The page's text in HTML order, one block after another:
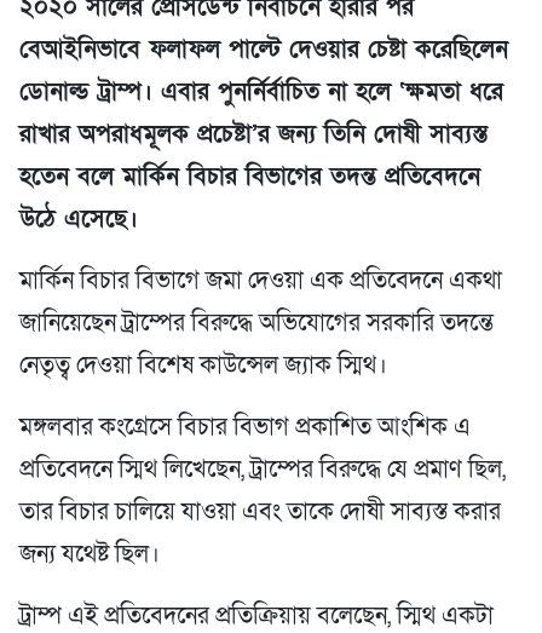
২০২০ সালের প্রেসিডেন্ট নির্বাচনে হারার পর
বেআইনিভাবে ফলাফল পাল্টে দেওয়ার চেষ্টা করেছিলেন
ডোনাল্ড ট্রাম্প। এবার পুনর্নির্বাচিত না হলে ‘ক্ষমতা ধরে
রাখার অপরাধমূলক প্রচেষ্টা’র জন্য তিনি দোষী সাব্যস্ত
হতেন বলে মার্কিন বিচার বিভাগের তদন্ত প্রতিবেদনে
উঠে এসেছে।
মার্কিন বিচার বিভাগে জমা দেওয়া এক প্রতিবেদনে একথা
জানিয়েছেন ট্রাম্পের বিরুদ্ধে অভিযোগের সরকারি তদন্তে
নেতৃত্ব দেওয়া বিশেষ কাউন্সেল জ্যাক স্মিথ।
মঙ্গলবার কংগ্রেসে বিচার বিভাগ প্রকাশিত আংশিক এ
প্রতিবেদনে স্মিথ লিখেছেন, ট্রাম্পের বিরুদ্ধে যে প্রমাণ ছিল,
তার বিচার চালিয়ে যাওয়া এবং তাকে দোষী সাব্যস্ত করার
জন্য যথেষ্ট ছিল।
ট্রাম্প এই প্রতিবেদনের প্রতিক্রিয়ায় বলেছেন, স্মিথ একটা